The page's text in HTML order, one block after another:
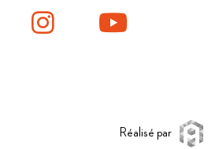
Réalisé par